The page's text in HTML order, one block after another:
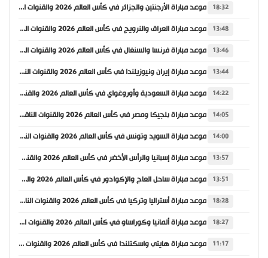
18:32 موعد مباراة الأرجنتين والجزائر في كأس العالم 2026 والقنوات الناقلة
13:48 موعد مباراة العراق والنرويج في كأس العالم 2026 والقنوات الناقلة
13:46 موعد مباراة فرنسا والسنغال في كأس العالم 2026 والقنوات الناقلة
13:44 موعد مباراة إيران ونيوزيلندا في كأس العالم 2026 والقنوات الناقلة
14:22 موعد مباراة السعودية وأوروغواي في كأس العالم 2026 والقنوات الناقلة
14:05 موعد مباراة بلجيكا ومصر في كأس العالم 2026 والقنوات الناقلة
14:00 موعد مباراة السويد وتونس في كأس العالم 2026 والقنوات الناقلة
13:57 موعد مباراة إسبانيا والرأس الأخضر في كأس العالم 2026 والقنوات الناقلة
13:51 موعد مباراة ساحل العاج والإكوادور في كأس العالم 2026 والقنوات الناقلة
18:28 موعد مباراة أستراليا وتركيا في كأس العالم 2026 والقنوات الناقلة
18:27 موعد مباراة ألمانيا وكوراساو في كأس العالم 2026 والقنوات الناقلة
11:17 موعد مباراة هايتي واسكتلندا في كأس العالم 2026 والقنوات الناقلة